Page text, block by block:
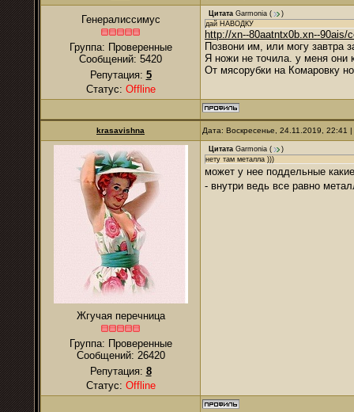
Генералиссимус
Группа: Проверенные
Сообщений: 5420
Репутация: 5
Статус: Offline
Цитата Garmonia (
)
дай НАВОДКУ
http://xn--80aatntx0b.xn--90ais/
Позвони им, или могу завтра
Я ножи не точила. у меня они
От мясорубки на Комаровку
krasavishna Дата: Воскресенье, 24.11.2019,
Жгучая перечница
Группа: Проверенные
Сообщений: 26420
Репутация: 8
Статус: Offline
Цитата Garmonia (
)
нету там металла )))
может у нее поддельные
- внутри ведь все равно